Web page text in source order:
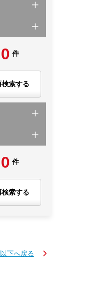
0 件
検索する
0 件
検索する
下へ戻る